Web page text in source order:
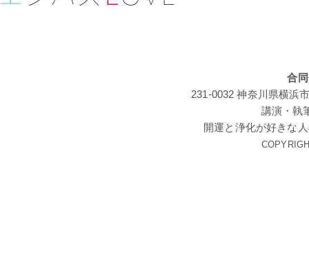
合
231-0032 神奈川県横浜
講演・執
開運と浄化が好きな